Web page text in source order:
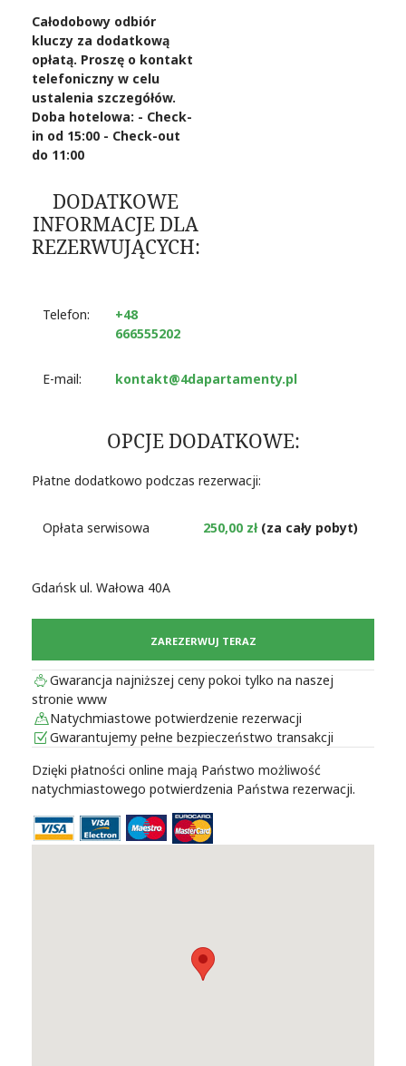
Całodobowy odbiór
kluczy za dodatkową
opłatą. Proszę o kontakt
telefoniczny w celu
ustalenia szczegółów.
Doba hotelowa: - Check-
in od 15:00 - Check-out
do 11:00
DODATKOWE
INFORMACJE DLA
REZERWUJĄCYCH:
Telefon:
+48
666555202
E-mail: kontakt@4dapartamenty.pl
OPCJE DODATKOWE:
Płatne dodatkowo podczas rezerwacji:
Opłata serwisowa 250,00 zł(za cały pobyt)
Gdańsk ul. Wałowa 40A
ZAREZERWUJ TERAZ
Gwarancja najniższej ceny pokoi tylko na naszej
stronie www
Natychmiastowe potwierdzenie rezerwacji
Gwarantujemy pełne bezpieczeństwo transakcji
Dzięki płatności online mają Państwo możliwość
natychmiastowego potwierdzenia Państwa rezerwacji.